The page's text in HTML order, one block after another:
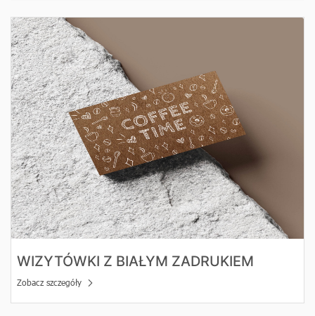
WIZYTÓWKI Z BIAŁYM ZADRUKIEM
Zobacz szczegóły
Zobacz szczegóły Wizytówki z białym zadrukiem